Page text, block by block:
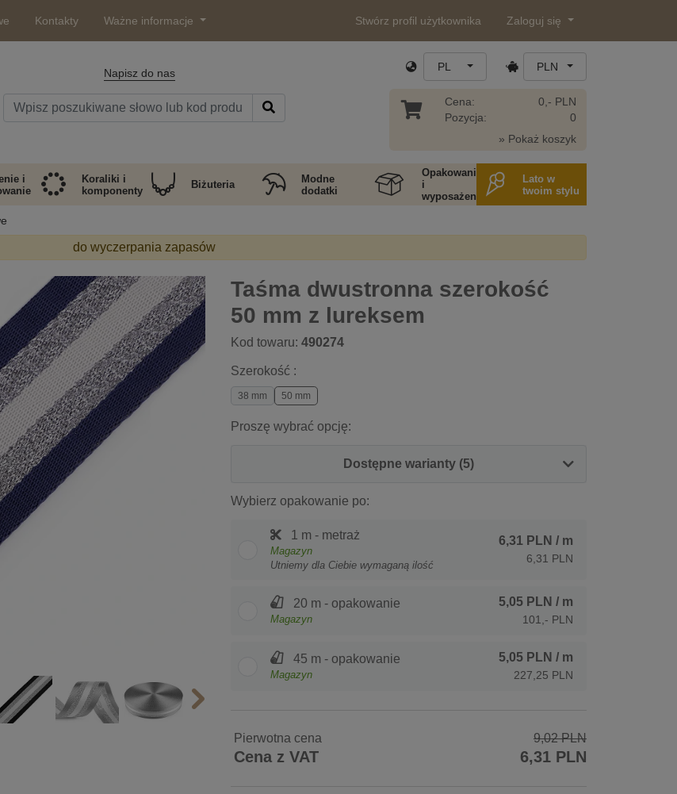
Kontakty Ważne informacje Stwórz profil użytkownika Zaloguj się
Napisz do nas PL PLN
Cena:
Pozycja:
0,- PLN
0
» Pokaż koszyk
i
Koraliki i
komponenty
Biżuteria
Modne
dodatki
Opakowania
i
wyposażenie
Lato w
twoim stylu
do wyczerpania zapasów
Taśma dwustronna szerokość
50 mm z lureksem
Kod towaru: 490274
Szerokość :
38 mm 50 mm
Proszę wybrać opcję:
Dostępne warianty (5)
Wybierz opakowanie po:
1 m - metraż
Magazyn
Utniemy dla Ciebie wymaganą ilość
6,31 PLN / m
6,31 PLN
20 m - opakowanie
Magazyn
5,05 PLN / m
101,- PLN
45 m - opakowanie
Magazyn
5,05 PLN / m
227,25 PLN
Pierwotna cena 9,02 PLN
Cena z VAT 6,31 PLN